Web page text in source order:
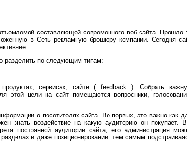
составляющей современного веб-сайта. Прошло
в Cеть рекламную брошюру компании. Сегодня
разделить по следующим типам:
сервисах, сайте ( feedback ). Собрать
цели на сайт помещаются вопросники,
о посетителях сайта. Во-первых, это важно как
знать воздействие на какую аудиторию он покупает.
постоянной аудитории сайта, его администрация
и даже позиционировании, тем самым